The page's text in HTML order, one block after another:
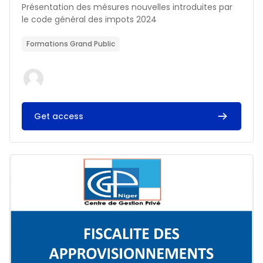
Résumé du cours :
Présentation des mésures nouvelles introduites par
le code général des impots 2024
Formations Grand Public
Get access
Image du cours FISCALITE DES APPROVISIONNEMENTS